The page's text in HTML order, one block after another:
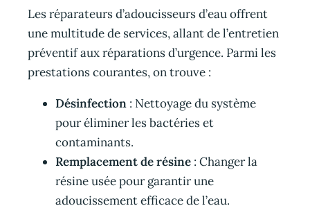
Les réparateurs d’adoucisseurs d’eau offrent
une multitude de services, allant de l’entretien
préventif aux réparations d’urgence. Parmi les
prestations courantes, on trouve :
Désinfection : Nettoyage du système
pour éliminer les bactéries et
contaminants.
Remplacement de résine : Changer la
résine usée pour garantir une
adoucissement efficace de l’eau.